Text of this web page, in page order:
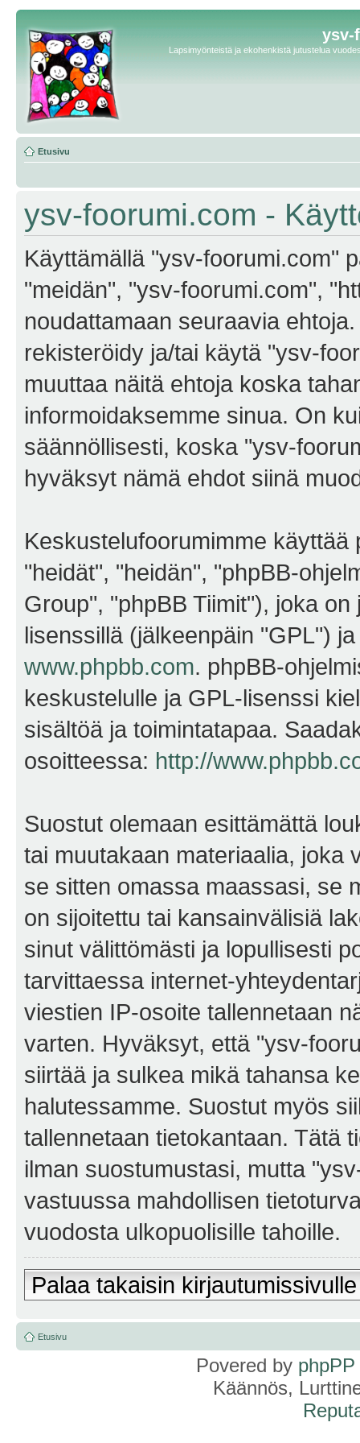
ysv-
Lapsimyönteistä ja ekohenkistä jutustelua
Etusivu
ysv-foorumi.com -
Käyttämällä "ysv-foorumi.com"
"meidän", "ysv-foorumi.com",
noudattamaan seuraavia
rekisteröidy ja/tai käytä "ysv-
muuttaa näitä ehtoja koska
informoidaksemme sinua. On
säännöllisesti, koska "ysv-
hyväksyt nämä ehdot siinä
Keskustelufoorumimme
"heidät", "heidän", "phpBB-
Group", "phpBB Tiimit"), joka on
lisenssillä (jälkeenpäin "GPL")
www.phpbb.com. phpBB-
keskustelulle ja GPL-lisenssi
sisältöä ja toimintatapaa.
osoitteessa: http://
Suostut olemaan esittämättä
tai muutakaan materiaalia, joka
se sitten omassa maassasi, se
on sijoitettu tai kansainvälisiä
sinut välittömästi ja lopullisesti
tarvittaessa internet-
viestien IP-osoite tallennetaan
varten. Hyväksyt, että "ysv-
siirtää ja sulkea mikä tahansa
halutessamme. Suostut myös
tallennetaan tietokantaan. Tätä
ilman suostumustasi, mutta
vastuussa mahdollisen
vuodosta ulkopuolisille tahoille.
Palaa takaisin kirjautumissivulle
Etusivu
Povered by phpPP
Käännös,